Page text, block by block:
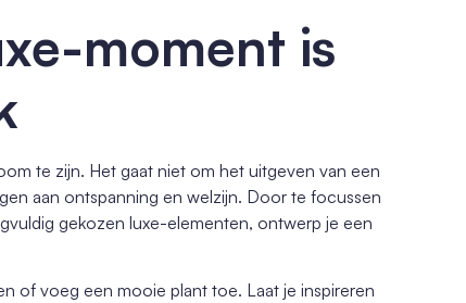
moment is
te zijn. Het gaat niet om het uitgeven van een
aan ontspanning en welzijn. Door te focussen
gekozen luxe-elementen, ontwerp je een
of voeg een mooie plant toe. Laat je inspireren